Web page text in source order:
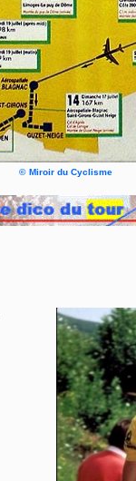
© Miroir du Cyclisme